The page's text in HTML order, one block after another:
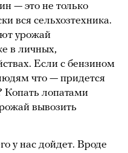
— это не только
вся сельхозтехника.
урожай
в личных,
Если с бензином
что — придется
Копать лопатами
вывозить
у нас дойдет. Вроде